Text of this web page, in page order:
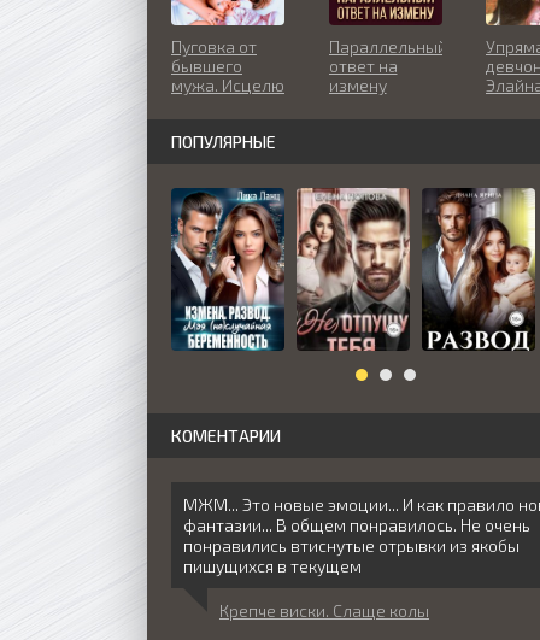
Пуговка от
бывшего
мужа. Исцелю
Параллельный
ответ на
измену
ПОПУЛЯРНЫЕ
КОМЕНТАРИИ
МЖМ... Это новые эмоции... И как правило
фантазии... В общем понравилось. Не очень
понравились втиснутые отрывки из якобы
пишущихся в текущем
Крепче виски. Слаще колы